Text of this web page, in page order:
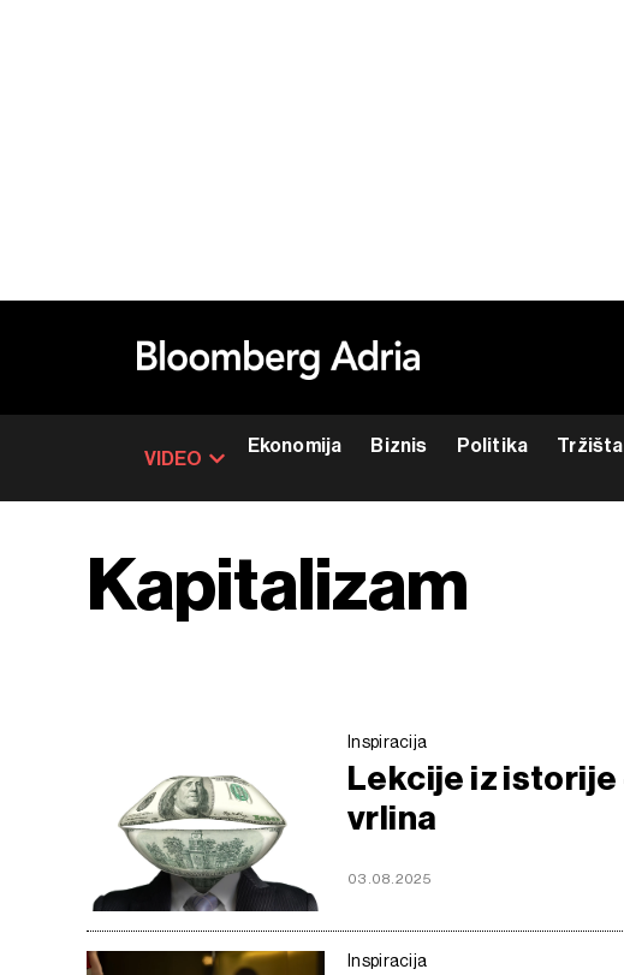
VIDEO
Ekonomija Biznis Politika Tržišta
Kapitalizam
Inspiracija
Lekcije iz istorije
vrlina
03.08.2025
Inspiracija